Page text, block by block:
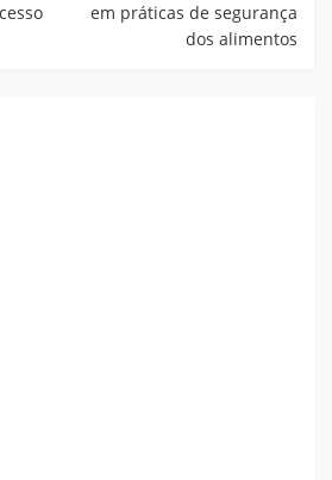
em práticas de segurança
dos alimentos